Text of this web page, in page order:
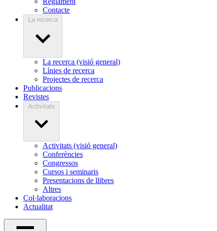
Contacte
La recerca
La recerca (visió general)
Línies de recerca
Projectes de recerca
Publicacions
Revistes
Activitats
Activitats (visió general)
Conferències
Congressos
Cursos i seminaris
Presentacions de llibres
Altres
Col·laboracions
Actualitat